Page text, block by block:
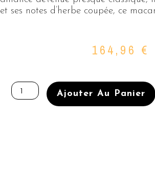
et ses notes d’herbe coupée, ce
164,96 €
de
Fraise
Ajouter Au Panier